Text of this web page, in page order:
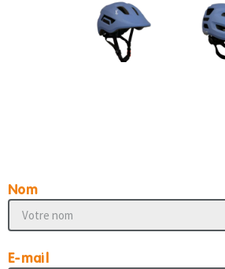
Nom
E-mail